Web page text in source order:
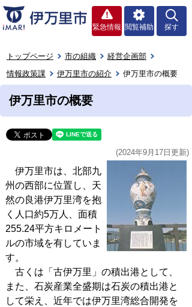
緊急情報 閲覧補助 探す
トップページ 市の組織
経営企画部
情報政策課
伊万里市の紹介 伊万里市の概要
伊万里市の概要
(2024年9月17日更新)
伊万里市は、北部九
州の西部に位置し、天
然の良港伊万里湾を抱
く人口約5万人、面積
255.24平方キロメート
ルの市域を有していま
す。
古くは「古伊万里」の積出港として、
また、石炭産業全盛期は石炭の積出港と
して栄え、近年では伊万里湾総合開発を